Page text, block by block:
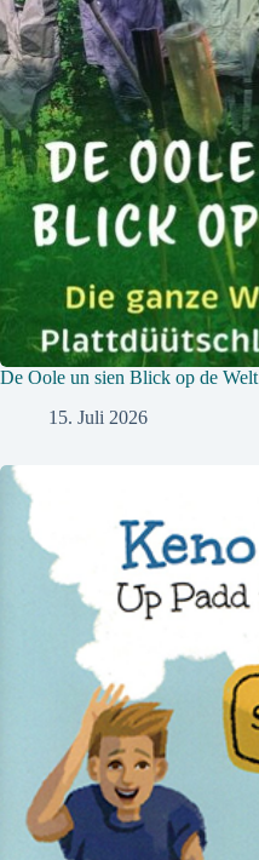
De Oole un sien Blick op de Welt
15. Juli 2026